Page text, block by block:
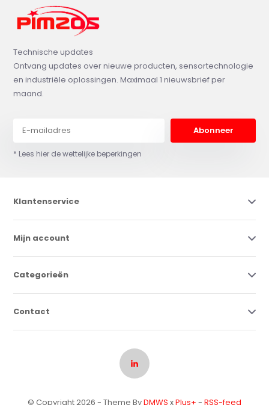
Technische updates
Ontvang updates over nieuwe producten, sensortechnologie
en industriële oplossingen. Maximaal 1 nieuwsbrief per
maand.
Abonneer
* Lees hier de wettelijke beperkingen
Klantenservice
Mijn account
Categorieën
Contact
© Copyright 2026 - Theme ByDMWS xPlus+ - RSS-feed